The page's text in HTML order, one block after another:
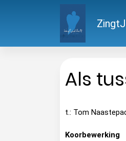
Als
t.: Tom
Koorbewerking